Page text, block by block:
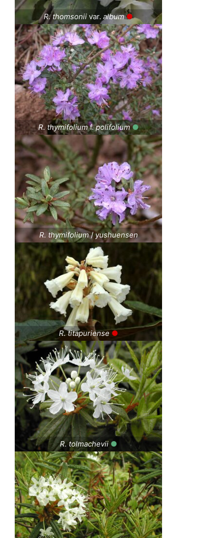
R. thomsonii var. album ●
R. thymifoliumf.polifolium ●
R. thymifolium/yushuensen
R. titapuriense ●
R. tolmachevii ●